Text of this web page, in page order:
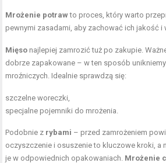
Mrożenie potrawto proces, który warto
pewnymi zasadami, aby zachować ich jakość i
Mięso najlepiej zamrozić tuż po zakupie.
dobrze zapakowane – w ten sposób
mroźniczych. Idealnie sprawdzą się:
szczelne woreczki,
specjalne pojemniki do mrożenia.
Podobnie z rybami – przed zamrożeniem
oczyszczenie i osuszenie to kluczowe kroki, a
je w odpowiednich opakowaniach. Mrożenie